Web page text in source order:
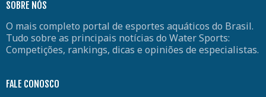
SOBRE NÓS
O mais completo portal de esportes aquáticos do Brasil.
Tudo sobre as principais notícias do Water Sports:
Competições, rankings, dicas e opiniões de especialistas.
FALE CONOSCO